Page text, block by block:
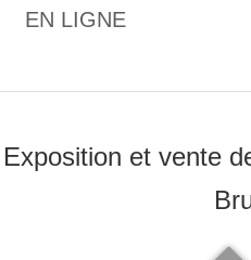
EN LIGNE
0
Exposition et vente